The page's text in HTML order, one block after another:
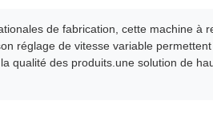
de fabrication, cette machine
réglage de vitesse variable
qualité des produits.une solution de